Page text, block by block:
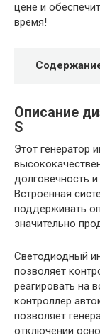
цене и
время!
Описание
S
Этот генератор
долговечность
Встроенная
поддерживать
значительно
Светодиодный
позволяет
реагировать на
контроллер
позволяет
отключении